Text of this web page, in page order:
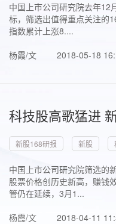
中国上市公司研究院去年12
标，筛选出值得重点关注的
指数累计上涨8....
杨霞/文
2018-05-18
科技股高歌猛进
新股168研报 新股
中国上市公司研究院筛选的
股票价格创历史新高，赚钱
管仍在延续，3月1...
杨霞/文
2018-04-11